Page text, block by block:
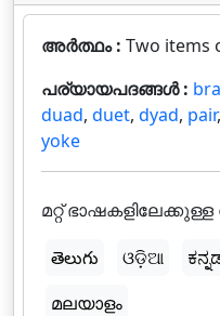
അർത്ഥം : Two items
പര്യായപദങ്ങൾ :
duad, duet, dyad, pair,
yoke
മറ്റ്
తెలుగు
ଓଡ଼ିଆ
മലയാളം